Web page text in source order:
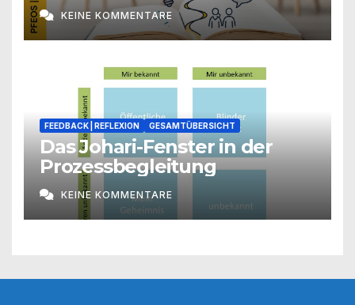
KEINE KOMMENTARE
FEEDBACK | REFLEXION GESAMTÜBERSICHT
Das Johari-Fenster in der
Prozessbegleitung
KEINE KOMMENTARE